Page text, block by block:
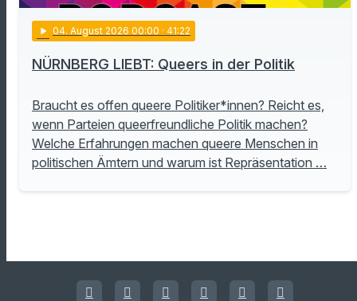
play_arrow 04. August 2026 00:00 · 41:22
NÜRNBERG LIEBT: Queers in der Politik
Braucht es offen queere Politiker*innen? Reicht es,
wenn Parteien queerfreundliche Politik machen?
Welche Erfahrungen machen queere Menschen in
politischen Ämtern und warum ist Repräsentation …